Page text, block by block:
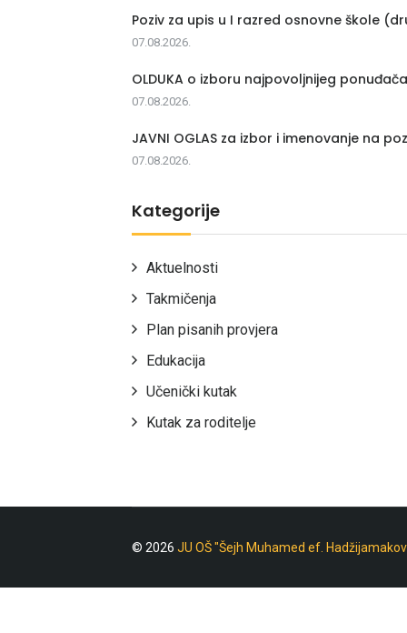
Poziv za upis u I razred osnovne škole
07.08.2026.
OLDUKA o izboru najpovoljnijeg
07.08.2026.
JAVNI OGLAS za izbor i imenovanje na
07.08.2026.
Kategorije
Aktuelnosti
Takmičenja
Plan pisanih provjera
Edukacija
Učenički kutak
Kutak za roditelje
© 2026 JU OŠ "Šejh Muhamed ef.